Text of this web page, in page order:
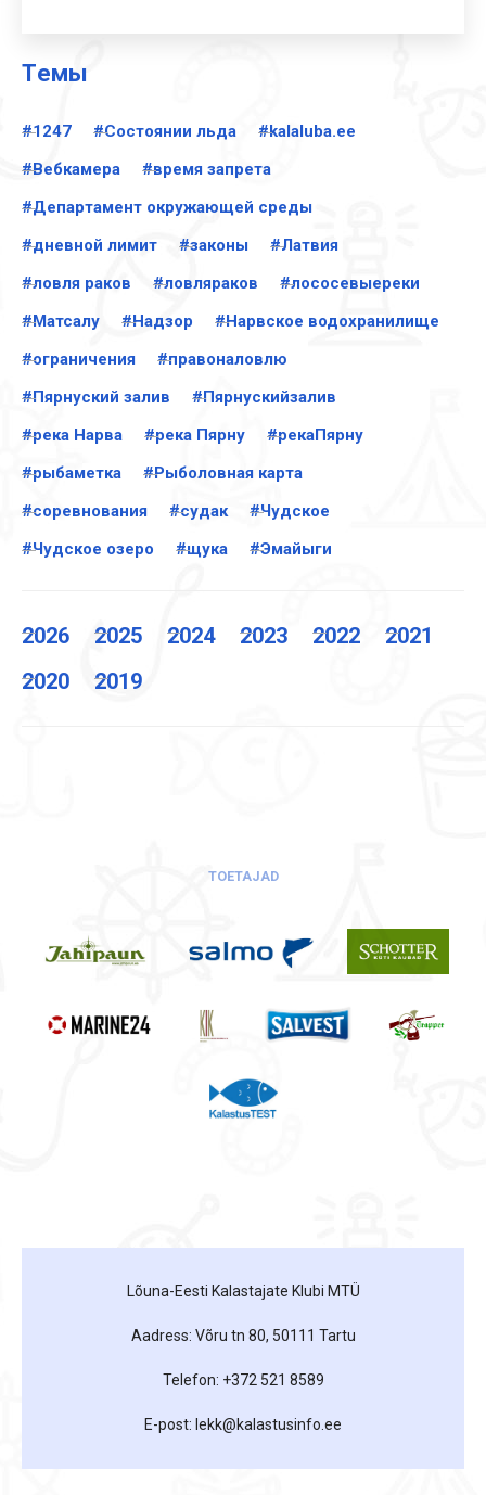
Tемы
#1247 #Cостоянии льда
#kalaluba.ee
#Вебкамера
#время запрета
#Департамент окружающей среды
#дневной лимит
#законы
#Латвия
#ловля раков
#ловляраков
#лососевыереки
#Матсалу
#Надзор
#Нарвское водохранилище
#ограничения
#правоналовлю
#Пярнуский залив
#Пярнускийзалив
#река Нарва
#река Пярну
#рекаПярну
#рыбаметка
#Рыболовная карта
#соревнования
#судак
#Чудское
#Чудское озеро
#щука #Эмайыги
2026 2025 2024 2023 2022
2021
2020
2019
TOETAJAD
Lõuna-Eesti Kalastajate Klubi MTÜ
Aadress: Võru tn 80, 50111 Tartu
Telefon: +372 521 8589
E-post: lekk@kalastusinfo.ee